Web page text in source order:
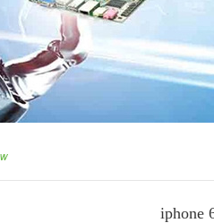
iphone